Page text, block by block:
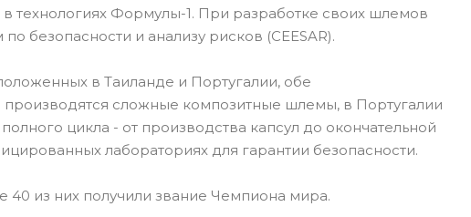
технологиях Формулы-1. При разработке своих шлемов
безопасности и анализу рисков (CEESAR).
в Таиланде и Португалии, обе
сложные композитные шлемы, в Португалии
цикла - от производства капсул до окончательной
лабораториях для гарантии безопасности.
40 из них получили звание Чемпиона мира.